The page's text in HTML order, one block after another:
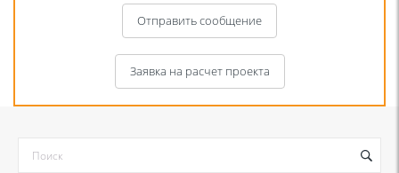
Отправить сообщение
Заявка на расчет проекта